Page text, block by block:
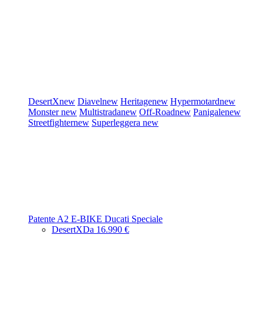
DesertXnew Diavelnew Heritagenew Hypermotardnew
Monsternew Multistradanew Off-Roadnew Panigalenew
Streetfighternew Superleggera new
Patente A2 E-BIKE Ducati Speciale
DesertXDa 16.990 €